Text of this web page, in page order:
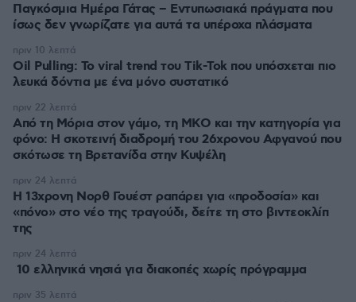
Παγκόσμια Ημέρα Γάτας – Εντυπωσιακά πράγματα που
ίσως δεν γνωρίζατε για αυτά τα υπέροχα πλάσματα
Oil Pulling: To viral trend του Tik-Tok που υπόσχεται πιο
λευκά δόντια με ένα μόνο συστατικό
πριν 10 λεπτά
Από τη Μόρια στον γάμο, τη ΜΚΟ και την κατηγορία για
φόνο: Η σκοτεινή διαδρομή του 26χρονου Αφγανού που
σκότωσε τη Βρετανίδα στην Κυψέλη
πριν 22 λεπτά
Η 13χρονη Νορθ Γουέστ ραπάρει για «προδοσία» και
«πόνο» στο νέο της τραγούδι, δείτε τη στο βιντεοκλίπ
της
πριν 24 λεπτά
10 ελληνικά νησιά για διακοπές χωρίς πρόγραμμα
πριν 24 λεπτά
πριν 35 λεπτά